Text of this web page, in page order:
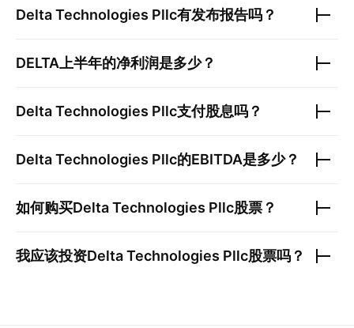
Delta Technologies Pllc有发布报告吗？
DELTA 上半年的净利润是多少？
Delta Technologies Pllc支付股息吗？
Delta Technologies Pllc的EBITDA是多少？
如何购买Delta Technologies Pllc股票？
我应该投资Delta Technologies Pllc股票吗？